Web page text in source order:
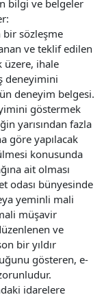
bilgi ve belgeler
bir sözleşme
ve teklif edilen
üzere, ihale
deneyimini
deneyim belgesi.
göstermek
yarısından fazla
göre yapılacak
konusunda
ait olması
odası bünyesinde
yeminli mali
müşavir
ve
bir yıldır
gösteren, e-
idarelere